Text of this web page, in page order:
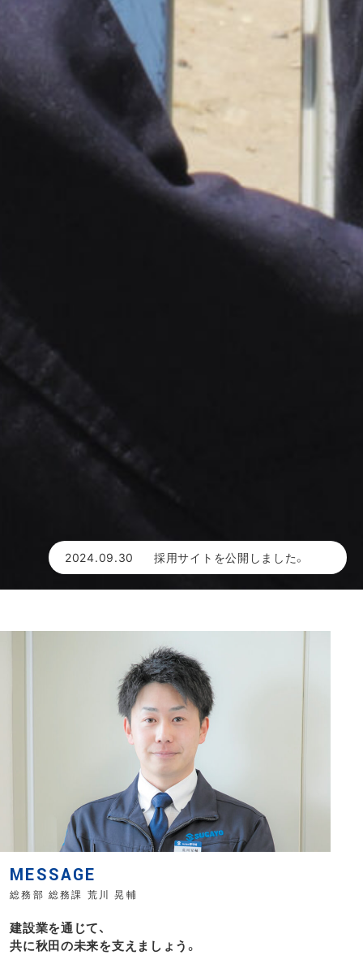
2024.09.30 採用サイトを公開しました。
MESSAGE
総務部 総務課 荒川 晃輔
建設業を通じて、
共に秋田の未来を支えましょう。